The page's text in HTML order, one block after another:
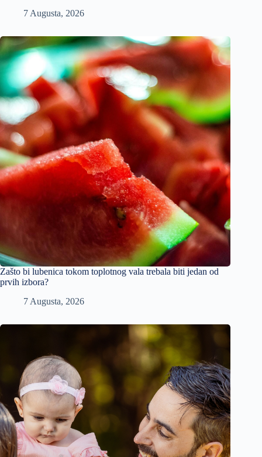
7 Augusta, 2026
Zašto bi lubenica tokom toplotnog vala trebala biti jedan od
prvih izbora?
7 Augusta, 2026